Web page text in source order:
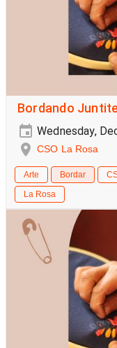
Bordando
Wednesday,
CSO La Rosa
Arte Bordar
La Rosa